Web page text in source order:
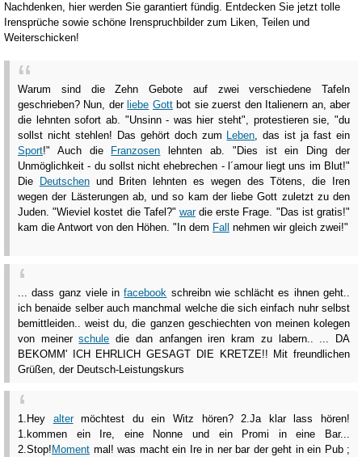
Nachdenken, hier werden Sie garantiert fündig. Entdecken Sie jetzt tolle
Irensprüche sowie schöne Irenspruchbilder zum Liken, Teilen und
Weiterschicken!
Warum sind die Zehn Gebote auf zwei verschiedene Tafeln
geschrieben? Nun, der liebe Gottbot sie zuerst den Italienern an, aber
die lehnten sofort ab. "Unsinn - was hier steht", protestieren sie, "du
sollst nicht stehlen! Das gehört doch zum
Leben , das ist ja fast ein
Sport!" Auch die Franzosen lehnten ab. "Dies ist ein Ding der
Unmöglichkeit - du sollst nicht ehebrechen - l´amour liegt uns im Blut!"
Die
Deutschenund Briten lehnten es wegen des Tötens, die Iren
wegen der Lästerungen ab, und so kam der liebe Gott zuletzt zu den
Juden. "Wieviel kostet die Tafel?" wardie erste Frage. "Das ist gratis!"
kam die Antwort von den Höhen. "In dem Fall nehmen wir gleich zwei!"
... dass ganz viele infacebook schreibn wie schlächt es ihnen geht..
ich benaide selber auch manchmal welche die sich einfach nuhr selbst
bemittleiden.. weist du, die ganzen geschiechten von meinen kolegen
von meinerschule die dan anfangen iren kram zu labern.. ... DA
BEKOMM' ICH EHRLICH GESAGT DIE KRETZE!! Mit freundlichen
Grüßen, der Deutsch-Leistungskurs
1.Hey altermöchtest du ein Witz hören? 2.Ja klar lass hören!
1.kommen ein Ire, eine Nonne und ein Promi in eine Bar...
2.Stop! Moment mal! was macht ein Ire in ner bar der geht in ein Pub ;